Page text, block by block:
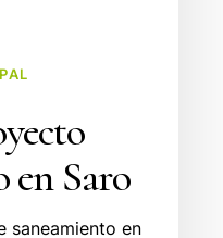
en Saro
saneamiento en